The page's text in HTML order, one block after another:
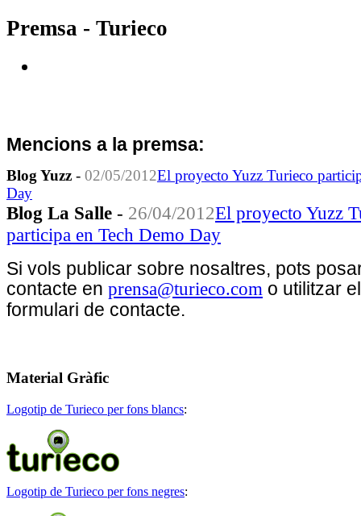
Premsa - Turieco
Mencions a la premsa:
Blog Yuzz - 02/05/2012El proyecto Yuzz Turieco
Day
Blog La Salle - 26/04/2012El proyecto Yuzz
participa en Tech Demo Day
Si vols publicar sobre nosaltres, pots
contacte en prensa@turieco.com o utilitzar
formulari de contacte.
Material Gràfic
Logotip de Turieco per fons blancs:
Logotip de Turieco per fons negres: